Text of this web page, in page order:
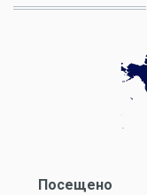
Посещено